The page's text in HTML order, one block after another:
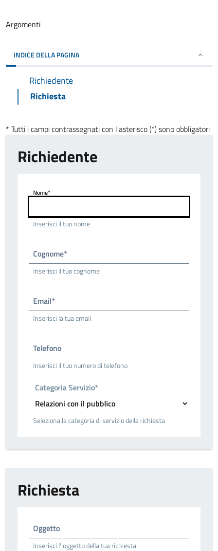
Argomenti
INDICE DELLA PAGINA
Richiedente
Richiesta
* Tutti i campi contrassegnati con l'asterisco (*) sono obbligatori
Richiedente
Nome*
Inserisci il tuo nome
Cognome*
Inserisci il tuo cognome
Email*
Inserisci la tua email
Telefono
Inserisci il tuo numero di telefono
Categoria Servizio*
Seleziona la categoria di servizio della richiesta
Richiesta
Oggetto
Inserisci l' oggetto della tua richiesta